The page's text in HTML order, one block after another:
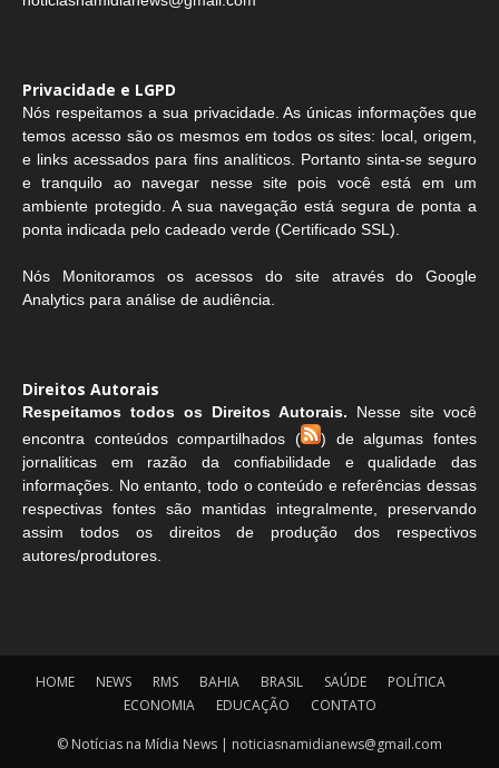
Privacidade e LGPD
Nós respeitamos a sua privacidade. As únicas informações que
temos acesso são os mesmos em todos os sites: local, origem,
e links acessados para fins analíticos. Portanto sinta-se seguro
e tranquilo ao navegar nesse site pois você está em um
ambiente protegido. A sua navegação está segura de ponta a
ponta indicada pelo cadeado verde (Certificado SSL).
Nós Monitoramos os acessos do site através do Google
Analytics para análise de audiência.
Direitos Autorais
Respeitamos todos os Direitos Autorais. Nesse site você
encontra conteúdos compartilhados (
) de algumas fontes
jornaliticas em razão da confiabilidade e qualidade das
informações. No entanto, todo o conteúdo e referências dessas
respectivas fontes são mantidas integralmente, preservando
assim todos os direitos de produção dos respectivos
autores/produtores.
HOME NEWS RMS BAHIA BRASIL SAÚDE
POLÍTICA
ECONOMIA
EDUCAÇÃO CONTATO
© Notícias na Mídia News | noticiasnamidianews@gmail.com